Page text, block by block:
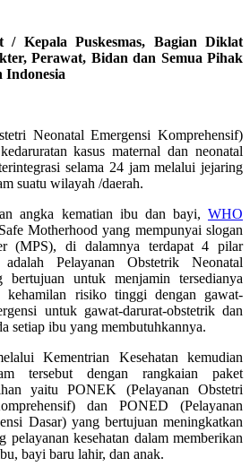
Kepala Puskesmas, Bagian Diklat
Perawat, Bidan dan Semua Pihak
Indonesia
Neonatal Emergensi Komprehensif)
kasus maternal dan neonatal
selama 24 jam melalui jejaring
suatu wilayah /daerah.
angka kematian ibu dan bayi, WHO
Motherhood yang mempunyai slogan
(MPS), di dalamnya terdapat 4 pilar
Pelayanan Obstetrik Neonatal
bertujuan untuk menjamin tersedianya
kehamilan risiko tinggi dengan gawat-
untuk gawat-darurat-obstetrik dan
setiap ibu yang membutuhkannya.
Kementrian Kesehatan kemudian
tersebut dengan rangkaian paket
yaitu PONEK (Pelayanan Obstetri
dan PONED (Pelayanan
Dasar) yang bertujuan meningkatkan
pelayanan kesehatan dalam memberikan
bayi baru lahir, dan anak.